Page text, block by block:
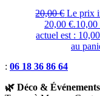
20,00€ Le prix
20,00 €.10,00
actuel est :
au
: 06 18 36 86 64
🌿 Déco & Événements